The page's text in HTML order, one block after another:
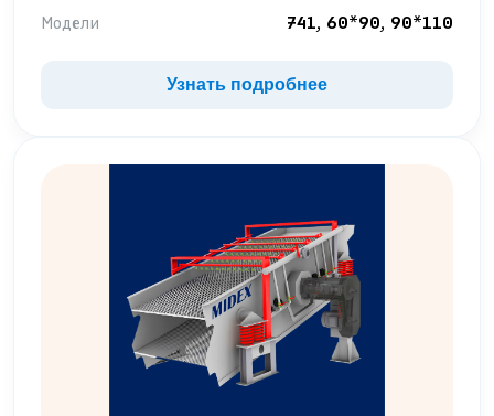
Модели 741, 60*90, 90*110
Узнать подробнее